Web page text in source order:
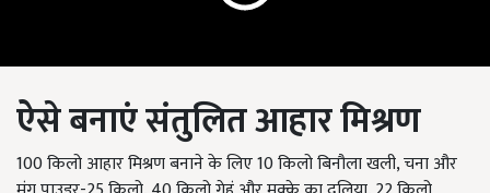
ऐसे बनाएं संतुलित आहार मिश्रण
100 किलो आहार मिश्रण बनाने के लिए 10 किलो बिनौला खली, चना और